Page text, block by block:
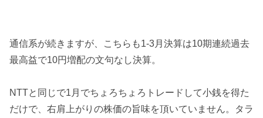
通信系が続きますが、こちらも1-3月決算は10期連続過去
最高益で10円増配の文句なし決算。
NTTと同じで1月でちょろちょろトレードして小銭を得た
だけで、右肩上がりの株価の旨味を頂いていません。タラ